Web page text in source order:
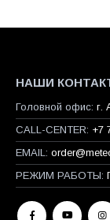
НАШИ
Головной офис: г.
CALL-CENTER: +7
EMAIL:
РЕЖИМ РАБОТЫ: